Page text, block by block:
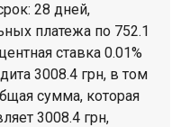
28 дней,
платежа по 752.1
ставка 0.01%
3008.4 грн, в том
сумма, которая
3008.4 грн,